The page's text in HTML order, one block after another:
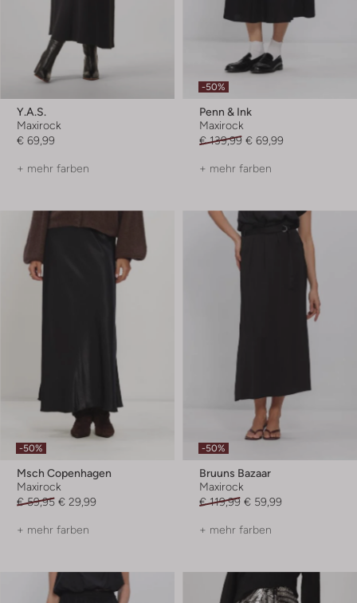
Y.a.s.
Maxirock
€ 69,99
+ mehr farben
-50%
Penn & Ink
Maxirock
€ 139,99 € 69,99
+ mehr farben
-50%
Msch Copenhagen
Maxirock
€ 59,95 € 29,99
+ mehr farben
-50%
Bruuns Bazaar
Maxirock
€ 119,99 € 59,99
+ mehr farben